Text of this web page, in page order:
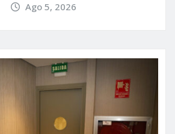
Ago 5, 2026